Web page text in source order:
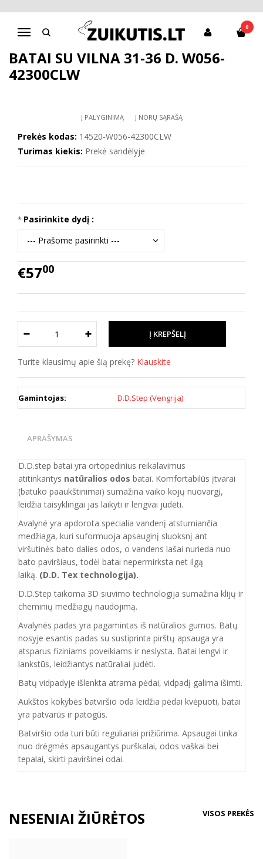
Navigacija
0
Pagrindinis
D.D.Step batai mergaitėms
Batai su vilna 31-36 d. W056-42300CLW
BATAI SU VILNA 31-36 D. W056-
42300CLW
Į PALYGINIMĄ Į NORŲ SĄRAŠĄ
Prekės kodas: 14520-W056-42300CLW
Turimas kiekis: Prekė sandėlyje
Pasirinkite dydį :
€5700
Turite klausimų apie šią prekę? Klauskite
Gamintojas: D.D.Step (Vengrija)
APRAŠYMAS
D.D.step batai yra ortopedinius reikalavimus
atitinkantys natūralios odos batai. Komfortabilūs įtvarai
(batuko paaukštinimai) sumažina vaiko kojų nuovargį,
leidžia taisyklingai jas laikyti ir lengvai judėti.
Avalynė yra apdorota specialia vandenį atstumiančia
medžiaga, kuri suformuoja apsauginį sluoksnį ant
viršutinės bato dalies odos, o vandens lašai nurieda nuo
bato paviršiaus, todėl batai nepermirksta net ilgą
laiką. (D.D. Tex technologija).
D.D.Step taikoma 3D siuvimo technologija sumažina klijų ir
cheminių medžiagų naudojimą.
Avalynės padas yra pagamintas iš natūralios gumos. Batų
nosyje esantis padas su sustiprinta pirštų apsauga yra
atsparus fiziniams poveikiams ir neslysta. Batai lengvi ir
lankstūs, leidžiantys natūraliai judėti.
Batų vidpadyje išlenkta atrama pėdai, vidpadį galima išimti.
Aukštos kokybės batviršio oda leidžia pėdai kvėpuoti, batai
yra patvarūs ir patogūs.
Batviršio oda turi būti reguliariai prižiūrima. Apsaugai tinka
nuo drėgmės apsaugantys purškalai, odos vaškai bei
tepalai, skirti paviršinei odai.
NESENIAI ŽIŪRĖTOS VISOS PREKĖS